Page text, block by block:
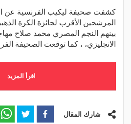
كشفت صحيفة ليكيب الفرنسية عن
المرشحين الأقرب لجائزة الكرة
بينهم النجم المصري محمد صلاح
الانجليزي، ، كما توقعت الصحيفة
اقرأ المزيد
شارك المقال